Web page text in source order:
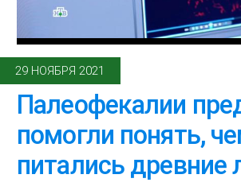
29 НОЯБРЯ 2021
Палеофекалии
помогли понять,
питались древние